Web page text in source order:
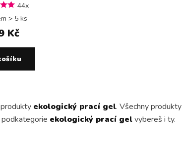
44x
> 5 ks
Kč
ekologický prací gel. Všechny produkty
podkategorie ekologický prací gelvybereš i ty.